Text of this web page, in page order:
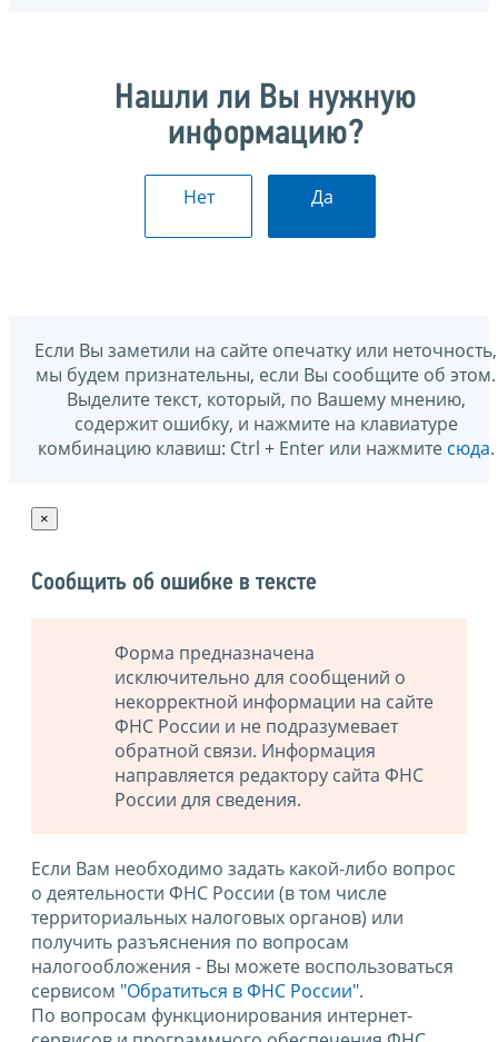
Нашли ли Вы нужную
информацию?
Нет Да
Если Вы заметили на сайте опечатку или неточность,
мы будем признательны, если Вы сообщите об этом.
Выделите текст, который, по Вашему мнению,
содержит ошибку, и нажмите на клавиатуре
комбинацию клавиш: Ctrl + Enter или нажмите сюда.
×
Сообщить об ошибке в тексте
Форма предназначена
исключительно для сообщений о
некорректной информации на сайте
ФНС России и не подразумевает
обратной связи. Информация
направляется редактору сайта ФНС
России для сведения.
Если Вам необходимо задать какой-либо вопрос
о деятельности ФНС России (в том числе
территориальных налоговых органов) или
получить разъяснения по вопросам
налогообложения - Вы можете воспользоваться
сервисом "Обратиться в ФНС России".
По вопросам функционирования интернет-